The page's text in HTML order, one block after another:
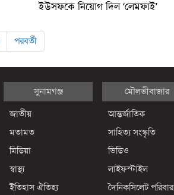
ইউসুফকে নিয়োগ দিল ‘লেমফাই’
পরবর্তী
সুনামগঞ্জ মৌলভীবাজার
জাতীয় আন্তর্জাতিক
মতামত সাহিত্য সংস্কৃতি
মিডিয়া ভিডিও
স্বাস্থ্য লাইফস্টাইল
ইতিহাস ঐতিহ্য দৈনিকসিলেট পরিবার